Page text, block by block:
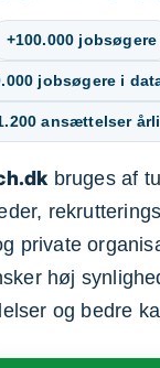
+100.000 jobsøgere
jobsøgere i
ansættelser
bruges af
private
høj
og bedre